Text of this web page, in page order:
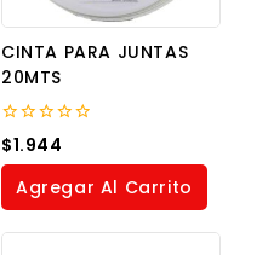
CINTA PARA JUNTAS
20MTS
0
out
of
$1.944
Agregar Al Carrito